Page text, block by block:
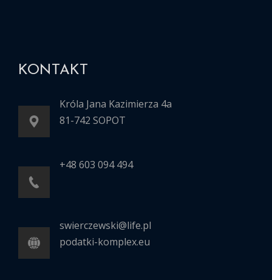
KONTAKT
Króla Jana Kazimierza 4a
81-742 SOPOT
+48 603 094 494
swierczewski@life.pl
podatki-komplex.eu